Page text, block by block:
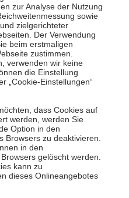
zur Analyse der Nutzung
sowie
zielgerichteter
Der Verwendung
beim erstmaligen
zustimmen.
verwenden wir keine
die Einstellung
„Cookie-Einstellungen“
dass Cookies auf
werden, werden Sie
Option in den
Browsers zu deaktivieren.
in den
gelöscht werden.
kann zu
dieses Onlineangebotes